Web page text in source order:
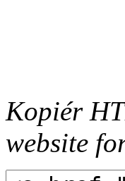
Kopiér
website